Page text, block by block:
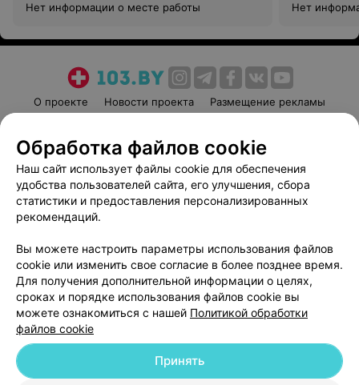
Нет информации о месте работы Нет
О проекте Новости проекта
Размещение рекламы
Пользовательское соглашение
Способы оплаты
Вакансии
Партнеры
Написать руководителю 103.by
Обработка персональных данных
© 2026 ООО «Артокс Лаб», УНП 191700409
| 220012, Республика Беларусь,
Обработка файлов cookie
Наш сайт использует файлы cookie для обеспечения
удобства пользователей сайта, его улучшения, сбора
статистики и предоставления персонализированных
рекомендаций.
Вы можете настроить параметры использования файлов
cookie или изменить свое согласие в более позднее время.
Для получения дополнительной информации о целях,
сроках и порядке использования файлов cookie вы
можете ознакомиться с нашей Политикой обработки
файлов cookie
Принять